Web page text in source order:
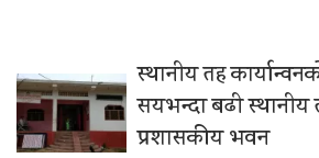
स्थानीय तह
सयभन्दा बढी
प्रशासकीय भवन